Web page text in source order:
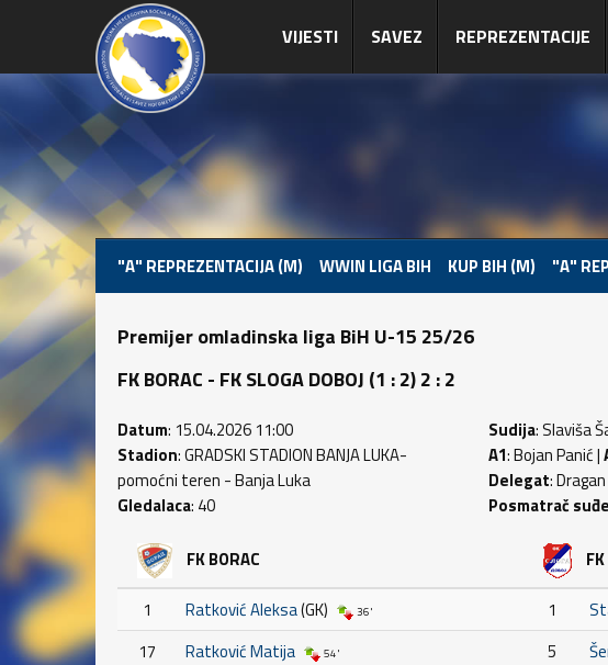
VIJESTI SAVEZ REPREZENTACIJE
"A" REPREZENTACIJA (M) WWIN LIGA BIH KUP BIH (M) "A"
Premijer omladinska liga BiH U-15 25/26
FK BORAC - FK SLOGA DOBOJ (1 : 2) 2 : 2
Datum: 15.04.2026 11:00
Stadion: GRADSKI STADION BANJA LUKA-
pomoćni teren - Banja Luka
Gledalaca: 40
Sudija: Slaviša
A1: Bojan Panić |
Delegat:
Posmatrač
FK BORAC
1 Ratković Aleksa(GK) 36'
17 Ratković Matija 54'
1
5